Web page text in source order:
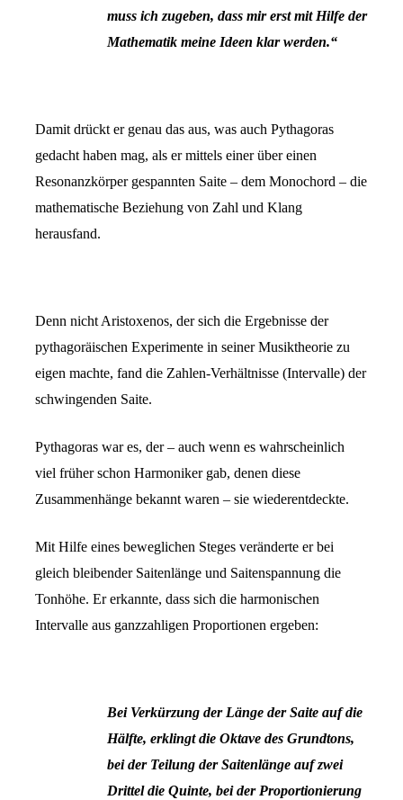
muss ich zugeben, dass mir erst mit Hilfe der
Mathematik meine Ideen klar werden.“
Damit drückt er genau das aus, was auch Pythagoras
gedacht haben mag, als er mittels einer über einen
Resonanzkörper gespannten Saite – dem Monochord – die
mathematische Beziehung von Zahl und Klang
herausfand.
Denn nicht Aristoxenos, der sich die Ergebnisse der
pythagoräischen Experimente in seiner Musiktheorie zu
eigen machte, fand die Zahlen-Verhältnisse (Intervalle) der
schwingenden Saite.
Pythagoras war es, der – auch wenn es wahrscheinlich
viel früher schon Harmoniker gab, denen diese
Zusammenhänge bekannt waren – sie wiederentdeckte.
Mit Hilfe eines beweglichen Steges veränderte er bei
gleich bleibender Saitenlänge und Saitenspannung die
Tonhöhe. Er erkannte, dass sich die harmonischen
Intervalle aus ganzzahligen Proportionen ergeben:
Bei Verkürzung der Länge der Saite auf die
Hälfte, erklingt die Oktave des Grundtons,
bei der Teilung der Saitenlänge auf zwei
Drittel die Quinte, bei der Proportionierung